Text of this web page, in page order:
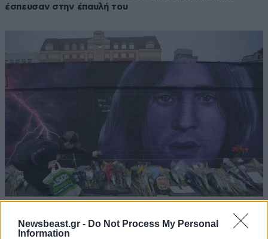
Newsbeast.gr - Do Not Process My Personal
Information
έσπευσαν στην έπαυλή του
«Ευχαριστούμε Όζι»: Το Μπέρμιγχαμ, η γενέτειρα του
θρυλικού frontman των Black Sabbath αποχαιρετά το